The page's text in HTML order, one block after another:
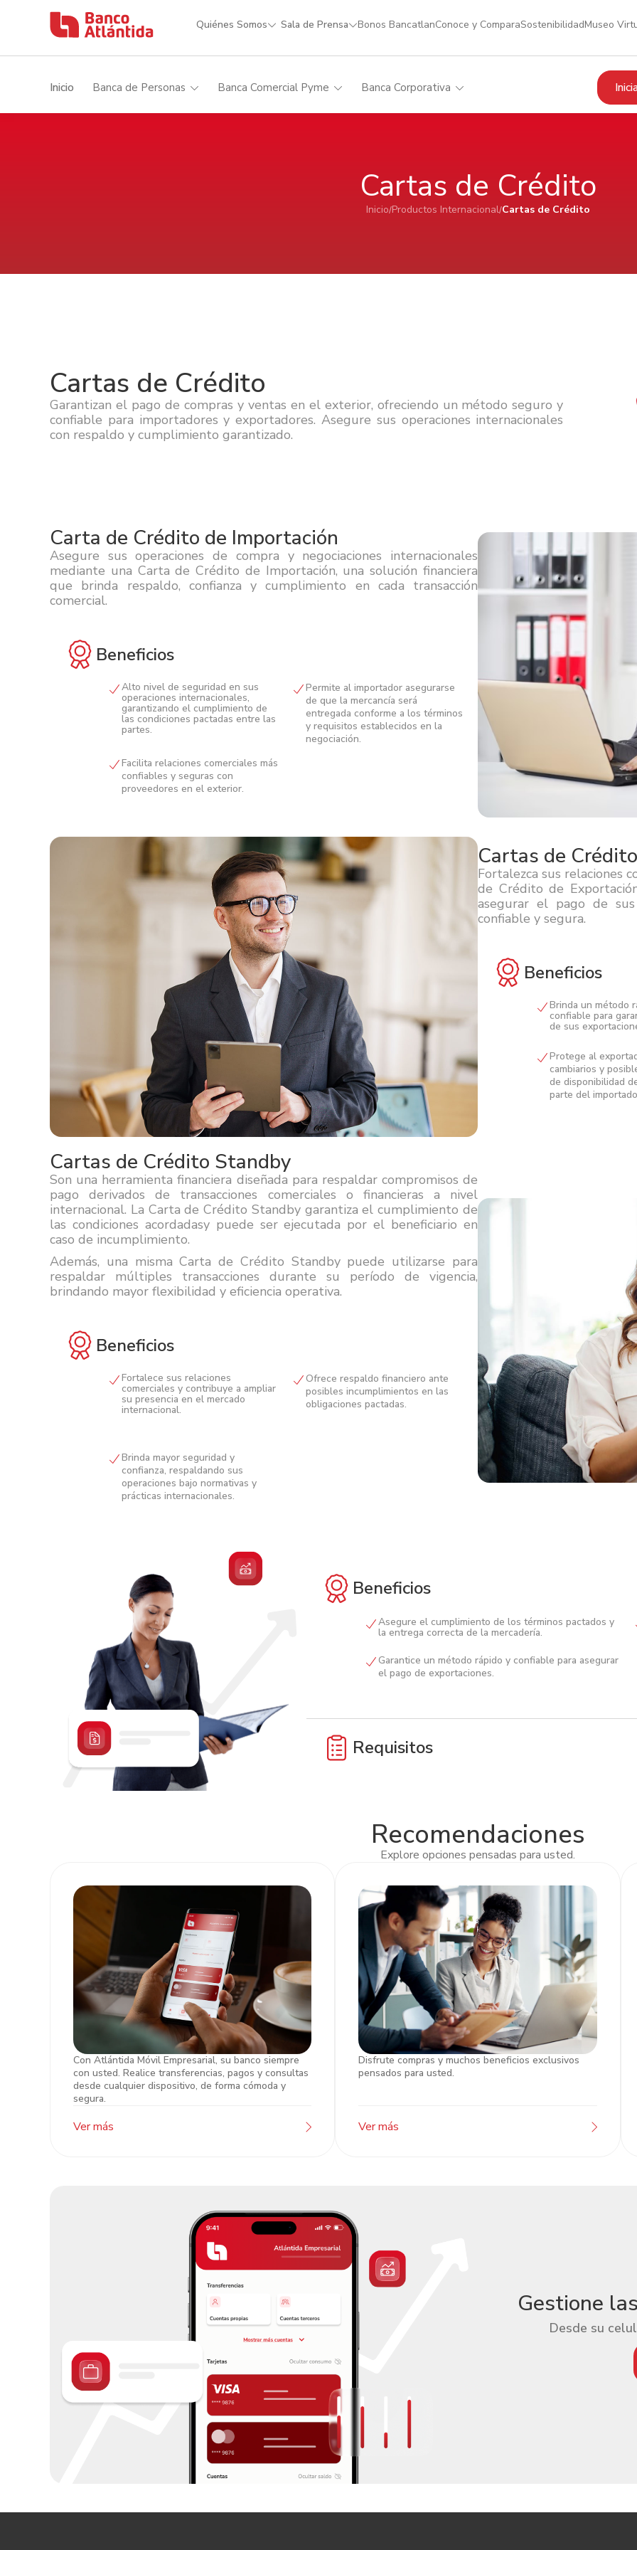
Quiénes Somos Sala de Prensa Bonos BancatlanConoce y ComparaSostenibilidadMuseo
Inicio Banca de Personas Banca Comercial Pyme Banca Corporativa
Cartas de Crédito
Inicio Productos Internacional Cartas de Crédito
Cartas de Crédito
Garantizan el pago de compras y ventas en el exterior, ofreciendo un método seguro y
confiable para importadores y exportadores. Asegure sus operaciones internacionales
con respaldo y cumplimiento garantizado.
Carta de Crédito de Importación
Asegure sus operaciones de compra y negociaciones internacionales
mediante una Carta de Crédito de Importación, una solución financiera
que brinda respaldo, confianza y cumplimiento en cada transacción
comercial.
Beneficios
Alto nivel de seguridad en sus
operaciones internacionales,
garantizando el cumplimiento de
las condiciones pactadas entre las
partes.
Permite al importador asegurarse
de que la mercancía será
entregada conforme a los términos
y requisitos establecidos en la
negociación.
Facilita relaciones comerciales más
confiables y seguras con
proveedores en el exterior.
Cartas de
Fortalezca sus relaciones
de Crédito de
asegurar el pago de
confiable y segura.
Beneficios
Brinda un método
confiable para
de sus
Protege al
cambiarios y
de disponibilidad
parte del
Cartas de Crédito Standby
Son una herramienta financiera diseñada para respaldar compromisos de
pago derivados de transacciones comerciales o financieras a nivel
internacional. La Carta de Crédito Standby garantiza el cumplimiento de
las condiciones acordadasy puede ser ejecutada por el beneficiario en
caso de incumplimiento.
Además, una misma Carta de Crédito Standby puede utilizarse para
respaldar múltiples transacciones durante su período de vigencia,
brindando mayor flexibilidad y eficiencia operativa.
Beneficios
Fortalece sus relaciones
comerciales y contribuye a ampliar
su presencia en el mercado
internacional.
Ofrece respaldo financiero ante
posibles incumplimientos en las
obligaciones pactadas.
Brinda mayor seguridad y
confianza, respaldando sus
operaciones bajo normativas y
prácticas internacionales.
Beneficios
Asegure el cumplimiento de los términos pactados y
la entrega correcta de la mercadería.
Garantice un método rápido y confiable para asegurar
el pago de exportaciones.
Requisitos
Recomendaciones
Explore opciones pensadas para usted.
Atlántida Móvil Empresarial
Con Atlántida Móvil Empresarial, su banco siempre
con usted. Realice transferencias, pagos y consultas
desde cualquier dispositivo, de forma cómoda y
segura.
Ver más
Servicios Swift
Disfrute compras y muchos beneficios exclusivos
pensados para usted.
Ver más
Gestione
Desde su